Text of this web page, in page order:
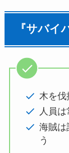
『サバイ
木を伐
人員
海賊は
う